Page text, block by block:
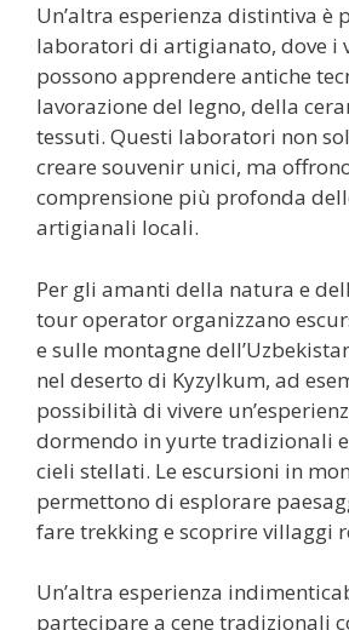
Un’altra esperienza distintiva è
laboratori di artigianato, dove i
possono apprendere antiche
lavorazione del legno, della
tessuti. Questi laboratori non
creare souvenir unici, ma
comprensione più profonda
artigianali locali.
Per gli amanti della natura e
tour operator organizzano
e sulle montagne
nel deserto di Kyzylkum, ad
possibilità di vivere
dormendo in yurte tradizionali
cieli stellati. Le escursioni in
permettono di esplorare
fare trekking e scoprire villaggi
Un’altra esperienza
partecipare a cene tradizionali